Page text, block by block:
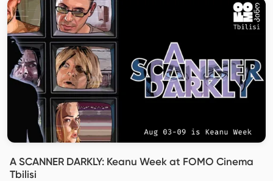
A SCANNER DARKLY: Keanu Week at FOMO Cinema
Tbilisi